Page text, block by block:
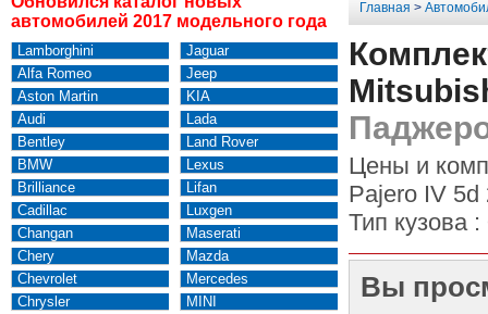
автомобилей 2017 модельного года
Lamborghini
Alfa Romeo
Aston Martin
Audi
Bentley
BMW
Brilliance
Cadillac
Changan
Chery
Chevrolet
Chrysler
Jaguar
Jeep
KIA
Lada
Land Rover
Lexus
Lifan
Luxgen
Maserati
Mazda
Mercedes
MINI
Главная >
Цены и
Pajero IV 5d
Тип кузова :
Вы